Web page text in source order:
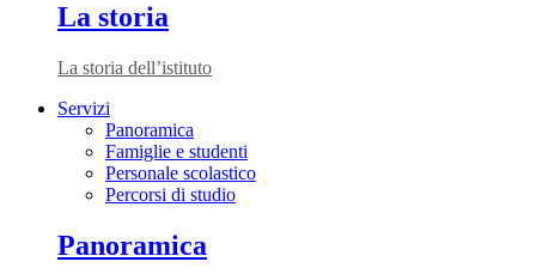
La storia
La storia dell’istituto
Servizi
Panoramica
Famiglie e studenti
Personale scolastico
Percorsi di studio
Panoramica